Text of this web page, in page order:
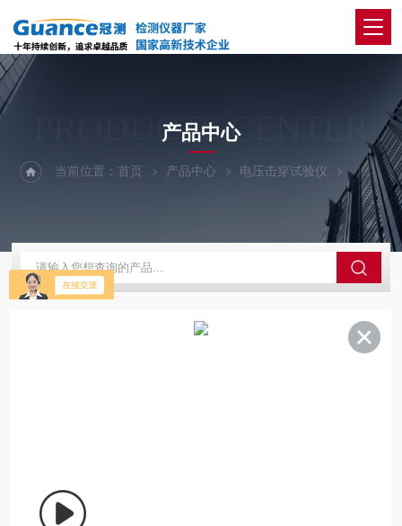
PRODUCTS CENTER
产品中心
当前位置：首页 产品中心 电压击穿试验仪 100Kv-